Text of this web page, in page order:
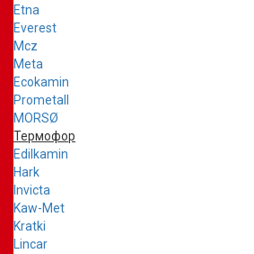
Etna
Everest
Mcz
Meta
Ecokamin
Prometall
MORSØ
Термофор
Edilkamin
Hark
Invicta
Kaw-Met
Kratki
Lincar